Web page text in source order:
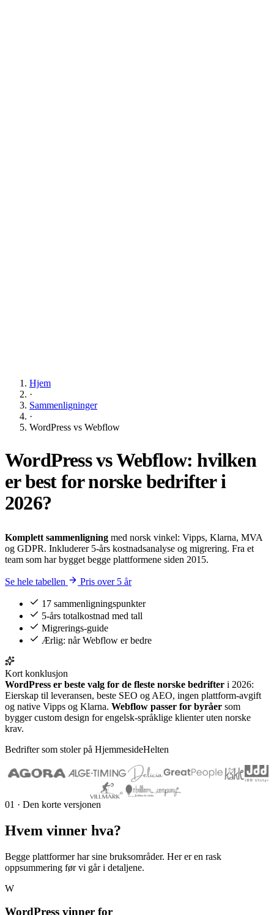
Hjem
·
Sammenligninger
·
WordPress vs Webflow
WordPress vs Webflow: hvilken
er best fornorske bedrifteri
2026?
Komplett sammenligning med norsk vinkel: Vipps, Klarna, MVA
og GDPR. Inkluderer 5-års kostnadsanalyse og migrering. Fra et
team som har bygget begge plattformene siden 2015.
Se hele tabellen Pris over 5 år
17 sammenligningspunkter
5-års totalkostnad med tall
Migrerings-guide
Ærlig: når Webflow er bedre
Kort konklusjon
WordPress er beste valg for de fleste norske bedrifter i 2026:
Eierskap til leveransen, beste SEO og AEO, ingen plattform-avgift
og native Vipps og Klarna. Webflow passer for byråer som
bygger custom design for engelsk-språklige klienter uten norske
krav.
Bedrifter som stoler på HjemmesideHelten
01 · Den korte versjonen
Hvem vinner hva?
Begge plattformer har sine bruksområder. Her er en rask
oppsummering før vi går i detaljene.
W
WordPress vinner for